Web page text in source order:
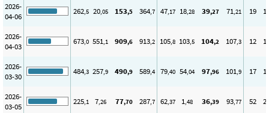
2026-
04-06
262,5 20,05 153,5 364,7 47,17 18,28 39,27 71,21 19
2026-
04-03
673,0 551,1 909,6 913,2 105,8 103,5 104,2 107,3 12
2026-
03-30
484,3 257,9 490,9 589,4 79,40 54,04 97,96 101,9 17
2026-
03-05
225,1 7,26 77,70 287,7 62,37 1,48 36,39 93,77 52